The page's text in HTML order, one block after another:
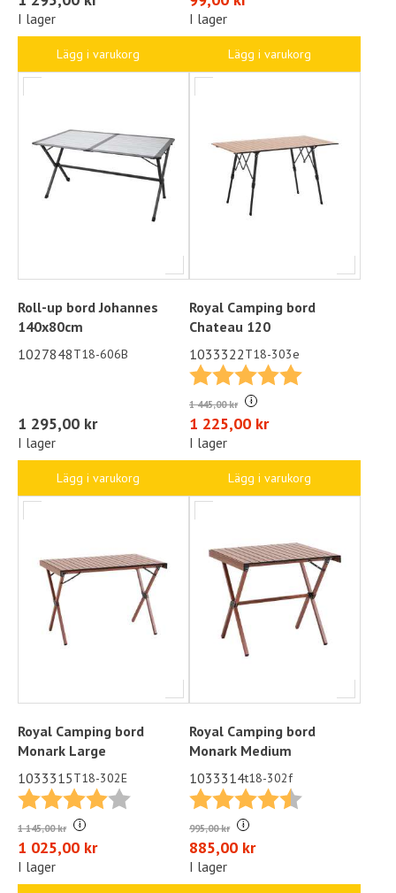
I lager
Lägg i varukorg
I lager
Lägg i varukorg
Roll-up bord Johannes
140x80cm
1027848T18-606B
1 295,00 kr
I lager
Lägg i varukorg
Royal Camping bord
Chateau 120
1033322T18-303e
Betyg: 5.0 utav 5
1 445,00 kr i
1 225,00 kr
I lager
Lägg i varukorg
Royal Camping bord
Monark Large
1033315T18-302E
Betyg: 4.0 utav 5 stjärnor
1 145,00 kr i
1 025,00 kr
I lager
Royal Camping bord
Monark Medium
1033314t18-302f
Betyg: 4.5 utav 5
995,00 kr i
885,00 kr
I lager